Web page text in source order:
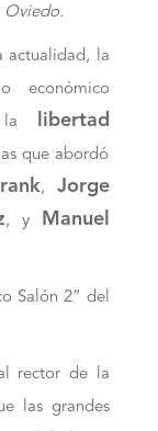
Oviedo.
actualidad, la
económico
la
libertad
que abordó
, Jorge
, y
Manuel
Salón 2” del
rector de la
las grandes